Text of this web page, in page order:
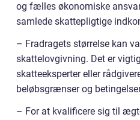
og fælles økonomiske
samlede skattepligtige
– Fradragets størrelse kan
skattelovgivning. Det er
skatteeksperter eller
beløbsgrænser og
– For at kvalificere sig til